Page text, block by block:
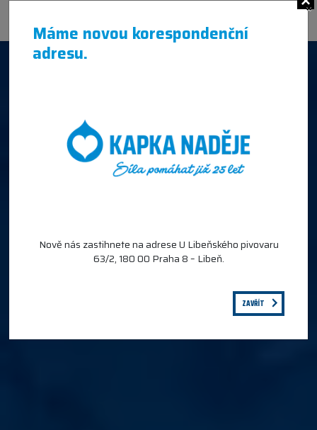
Máme novou korespondenční
adresu.
×
Nově nás zastihnete na adrese U Libeňského pivovaru
63/2, 180 00 Praha 8 – Libeň.
ZAVŘÍT